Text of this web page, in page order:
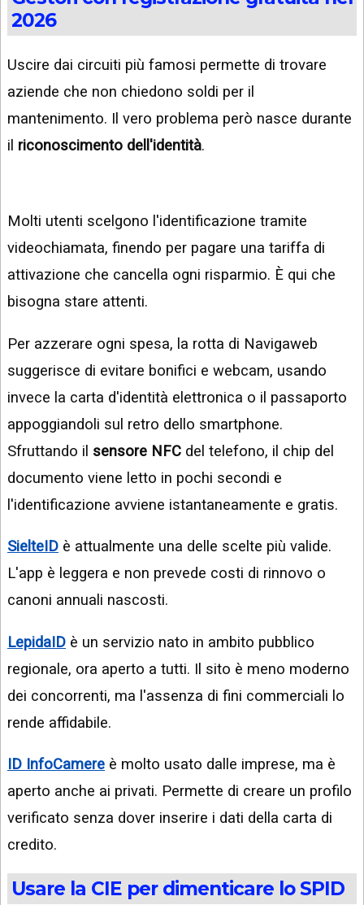
2026
Uscire dai circuiti più famosi permette di trovare
aziende che non chiedono soldi per il
mantenimento. Il vero problema però nasce durante
il riconoscimento dell'identità.
Molti utenti scelgono l'identificazione tramite
videochiamata, finendo per pagare una tariffa di
attivazione che cancella ogni risparmio. È qui che
bisogna stare attenti.
Per azzerare ogni spesa, la rotta di Navigaweb
suggerisce di evitare bonifici e webcam, usando
invece la carta d'identità elettronica o il passaporto
appoggiandoli sul retro dello smartphone.
Sfruttando il sensore NFC del telefono, il chip del
documento viene letto in pochi secondi e
l'identificazione avviene istantaneamente e gratis.
SielteID è attualmente una delle scelte più valide.
L'app è leggera e non prevede costi di rinnovo o
canoni annuali nascosti.
LepidaID è un servizio nato in ambito pubblico
regionale, ora aperto a tutti. Il sito è meno moderno
dei concorrenti, ma l'assenza di fini commerciali lo
rende affidabile.
ID InfoCamere è molto usato dalle imprese, ma è
aperto anche ai privati. Permette di creare un profilo
verificato senza dover inserire i dati della carta di
credito.
Usare la CIE per dimenticare lo SPID